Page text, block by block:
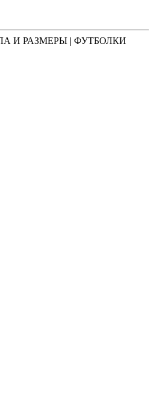
И РАЗМЕРЫ | ФУТБОЛКИ